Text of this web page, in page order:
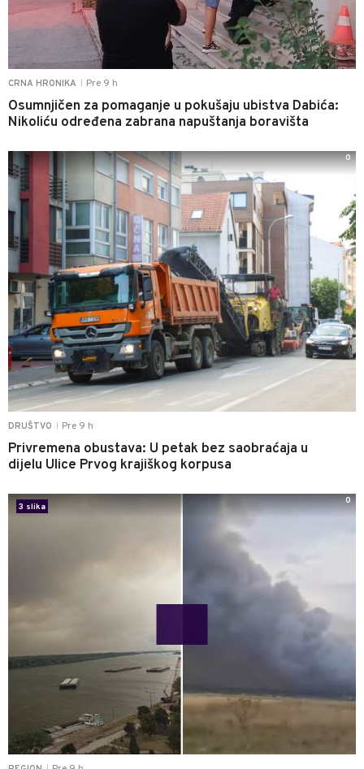
CRNA HRONIKA Pre 9 h
Osumnjičen za pomaganje u pokušaju ubistva Dabića:
Nikoliću određena zabrana napuštanja boravišta
DRUŠTVO Pre 9 h
Privremena obustava: U petak bez saobraćaja u
dijelu Ulice Prvog krajiškog korpusa
0
3 slika
0